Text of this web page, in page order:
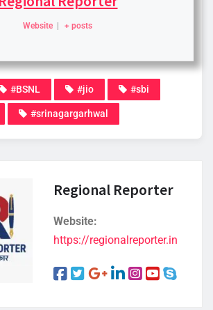
Website + posts
#BSNL #jio #sbi
#srinagargarhwal
Regional Reporter
Website:
https://regionalreporter.in